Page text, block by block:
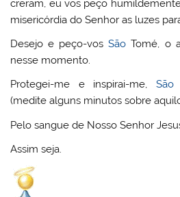
creram, eu vos peço
misericórdia do Senhor as luzes
Desejo e peço-vosSão Tomé, o
nesse momento.
Protegei-me e inspirai-me, São
(medite alguns minutos sobre
Pelo sangue de Nosso Senhor
Assim seja.